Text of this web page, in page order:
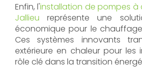
Enfin, l'installation de pompes à
Jallieu représente une
économique pour le
Ces systèmes innovants
extérieure en chaleur pour les
rôle clé dans la transition